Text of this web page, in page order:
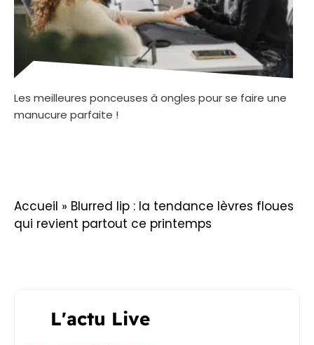
Les meilleures ponceuses à ongles pour se faire une
manucure parfaite !
Accueil » Blurred lip : la tendance lèvres floues
qui revient partout ce printemps
L'actu Live